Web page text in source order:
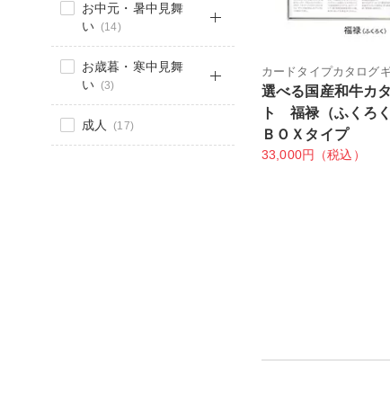
お中元・暑中見舞
い (14)
お歳暮・寒中見舞
い (3)
成人 (17)
カードタイプカタログ
選べる国産和牛カ
ト 福禄（ふくろ
ＢＯＸタイプ
33,000円（税込）